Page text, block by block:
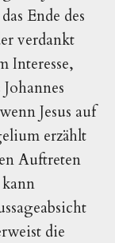
Ende des
verdankt
Interesse,
Jesus auf
erzählt
Auftreten
die